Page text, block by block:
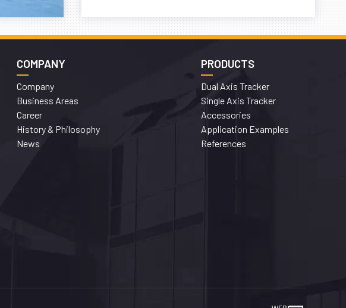
COMPANY
Company
Business Areas
Career
History & Philosophy
News
PRODUCTS
Dual Axis Tracker
Single Axis Tracker
Accessories
Application Examples
References